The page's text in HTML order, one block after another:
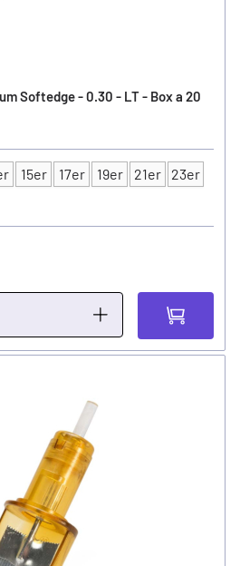
Softedge - 0.30 - LT - Box a 20
15er 17er 19er 21er
23er